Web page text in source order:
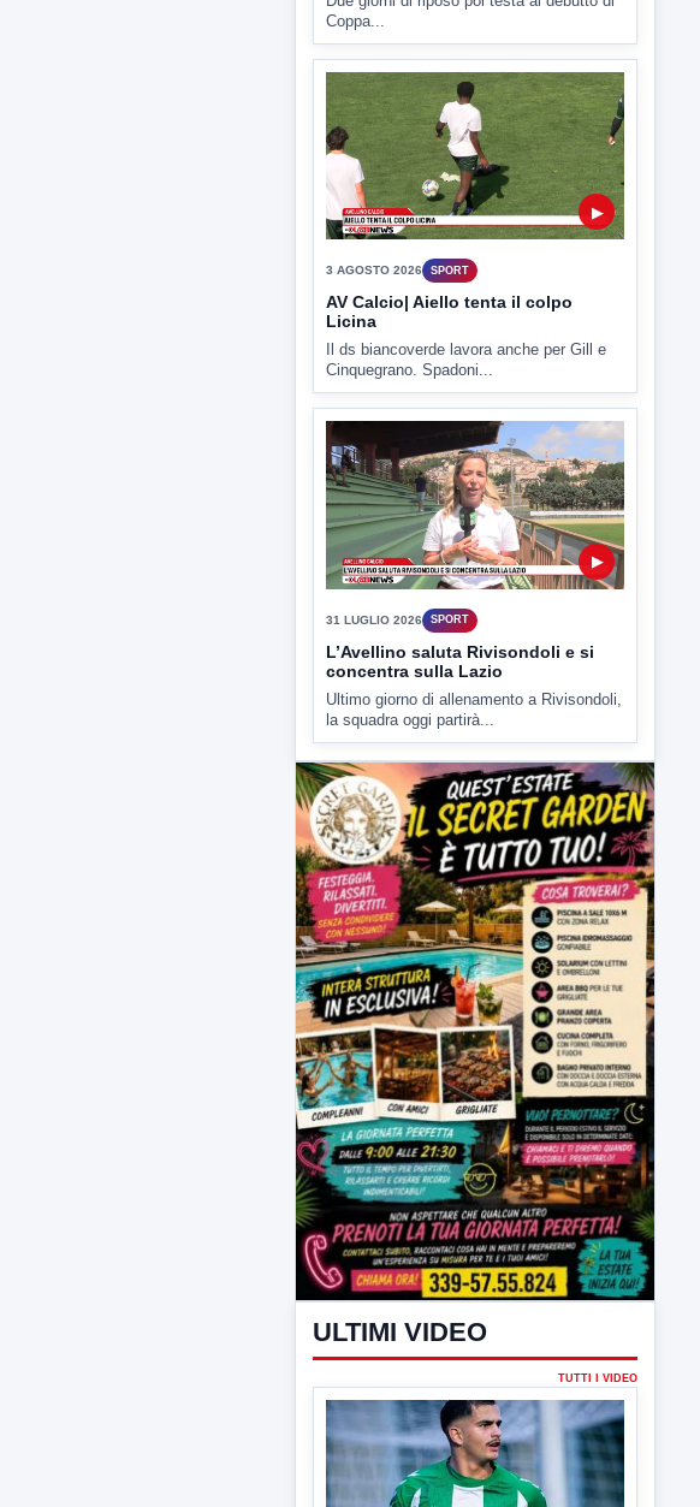
Coppa...
▶
3 AGOSTO 2026 SPORT
AV Calcio| Aiello tenta il colpo
Licina
Il ds biancoverde lavora anche per Gill e
Cinquegrano. Spadoni...
▶
31 LUGLIO 2026 SPORT
L’Avellino saluta Rivisondoli e si
concentra sulla Lazio
Ultimo giorno di allenamento a Rivisondoli,
la squadra oggi partirà...
ULTIMI VIDEO
TUTTI I VIDEO